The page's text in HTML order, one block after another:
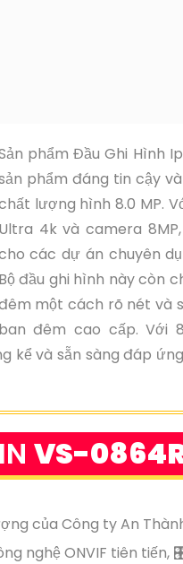
phẩm Đầu Ghi Hình
phẩm đáng tin cậy
lượng hình 8.0 MP.
Ultra 4k và camera
các dự án chuyên
Bộ đầu ghi hình này còn
một cách rõ nét và
ban đêm cao cấp. Với
kể và sẵn sàng đáp
VS-
của Công ty An
nghệ ONVIF tiên tiến,